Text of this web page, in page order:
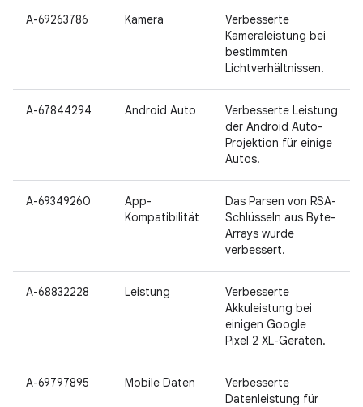
A-69263786 Kamera
Verbesserte
Kameraleistung bei
bestimmten
Lichtverhältnissen.
A-67844294 Android Auto
Verbesserte Leistung
der Android Auto-
Projektion für einige
Autos.
A-69349260
App-
Kompatibilität
Das Parsen von RSA-
Schlüsseln aus Byte-
Arrays wurde
verbessert.
A-68832228 Leistung
Verbesserte
Akkuleistung bei
einigen Google
Pixel 2 XL-Geräten.
A-69797895 Mobile Daten
Verbesserte
Datenleistung für